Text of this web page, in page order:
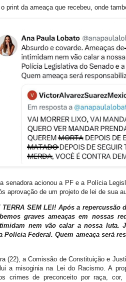
print da ameaça que recebeu, onde
senadora acionou a PF e a Polícia
aprovação de um projeto de lei de sua
TERRA SEM LEI! Após a
graves ameaças em nossas
nem vão calar a nossa luta.
Polícia Federal. Quem ameaça será
(22), a Comissão de Constituição e
a misoginia na Lei do Racismo. A
crimes de preconceito por raça, cor,